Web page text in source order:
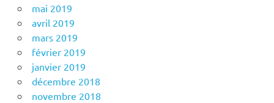
mai 2019
avril 2019
mars 2019
février 2019
janvier 2019
décembre 2018
novembre 2018